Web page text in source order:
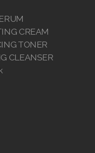
CREAM
TONER
CLEANSER